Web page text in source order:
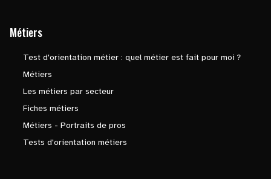
Métiers
Test d'orientation métier : quel métier est fait pour moi ?
Métiers
Les métiers par secteur
Fiches métiers
Métiers - Portraits de pros
Tests d'orientation métiers